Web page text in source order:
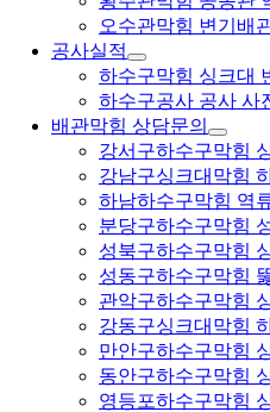
오수관막힘 변기배
공사실적
하수구막힘 싱크대
하수구공사 공사 사
배관막힘 상담문의
강서구하수구막힘
강남구싱크대막힘
하남하수구막힘 역
분당구하수구막힘
성북구하수구막힘
성동구하수구막힘
관악구하수구막힘
강동구싱크대막힘
만안구하수구막힘
동안구하수구막힘
영등포하수구막힘